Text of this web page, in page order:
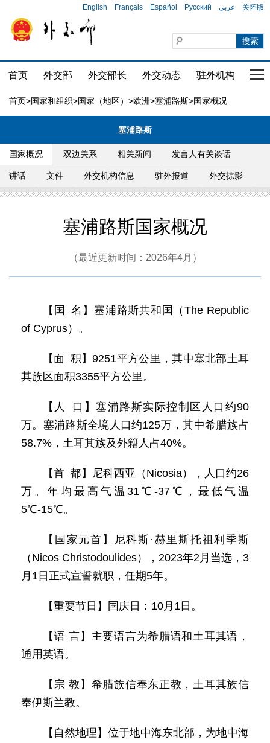
English Français Español Русский عربي 关怀版
首页 外交部 外交部长 外交动态 驻外机构 国
首页>国家和组织>国家（地区） >欧洲>塞浦路斯>国家概况
塞浦路斯
国家概况 双边关系 相关新闻 发言人有关谈话
讲话 文件 外交机构信息 驻外报道 外交掠影
塞浦路斯国家概况
（最近更新时间：2026年4月）
【国 名】塞浦路斯共和国（The Republic
of Cyprus）。
【面 积】9251平方公里，其中塞北部土耳
其族区面积3355平方公里。
【人 口】塞浦路斯实际控制区人口约90
万。塞浦路斯全境人口约125万，其中希腊族占
58.7%，土耳其族及外籍人占40%。
【首 都】尼科西亚（Nicosia），人口约26
万。年均最高气温31℃-37℃，最低气温
5℃-15℃。
【国家元首】尼科斯·赫里斯托祖利季斯
（Nicos Christodoulides），2023年2月当选，3
月1日正式宣誓就职，任期5年。
【重要节日】国庆日：10月1日。
【语 言】主要语言为希腊语和土耳其语，
通用英语。
【宗 教】希腊族信奉东正教，土耳其族信
奉伊斯兰教。
【自然地理】位于地中海东北部，为地中海